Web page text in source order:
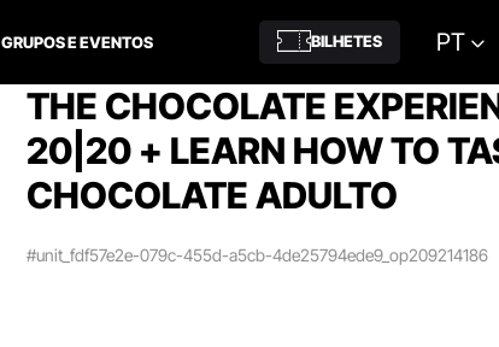
GRUPOS E EVENTOS BILHETES PT
THE CHOCOLATE
20|20 + LEARN HOW TO
CHOCOLATE ADULTO
#unit_fdf57e2e-079c-455d-a5cb-4de25794ede9_op209214186